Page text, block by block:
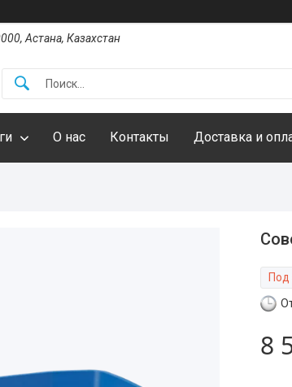
Астана, Казахстан
О нас Контакты Доставка и
Под
8